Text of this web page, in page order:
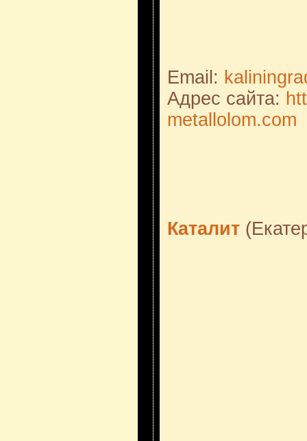
Email:
Адрес сайта:
metallolom.com
Каталит